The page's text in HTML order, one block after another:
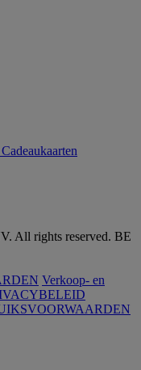
All rights reserved. BE
Verkoop- en